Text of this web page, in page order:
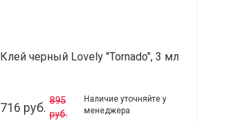
Клей черный Lovely "Tornado", 3 мл
716 руб. 895
руб.
Наличие уточняйте у
менеджера